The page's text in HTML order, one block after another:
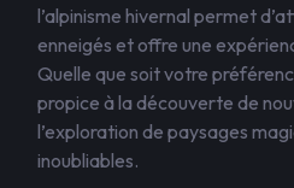
l’alpinisme hivernal permet
enneigés et offre une
Quelle que soit votre
propice à la découverte de
l’exploration de paysages
inoubliables.